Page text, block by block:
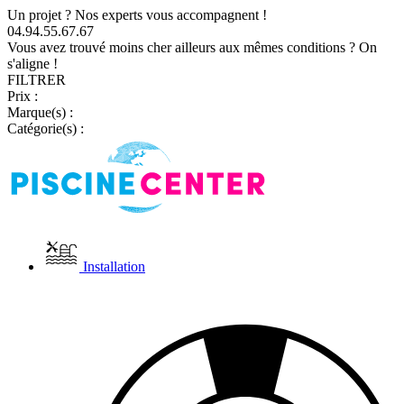
Un projet ? Nos experts vous accompagnent !
04.94.55.67.67
Vous avez trouvé moins cher ailleurs aux mêmes conditions ? On
s'aligne !
FILTRER
Prix :
Marque(s) :
Catégorie(s) :
Installation